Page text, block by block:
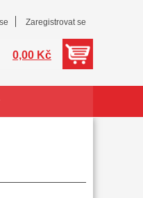
Zaregistrovat se
0,00 Kč